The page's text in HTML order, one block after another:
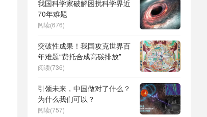
形机器人、苏超、票根经济、
育儿补贴、科学素养、网络生
态治理
我国科学家破解困扰科学界近
70年难题
阅读(676)
突破性成果！我国攻克世界百
年难题“费托合成高碳排放”
阅读(736)
引领未来，中国做对了什么？
为什么我们可以？
阅读(757)